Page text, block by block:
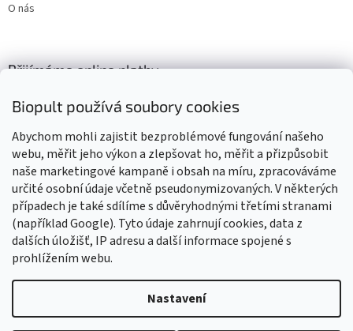
Biopult používá soubory cookies
Abychom mohli zajistit bezproblémové fungování našeho
webu, měřit jeho výkon a zlepšovat ho, měřit a přizpůsobit
naše marketingové kampaně i obsah na míru, zpracováváme
určité osobní údaje včetně pseudonymizovaných. V některých
případech je také sdílíme s důvěryhodnými třetími stranami
(například Google). Tyto údaje zahrnují cookies, data z
dalších úložišť, IP adresu a další informace spojené s
prohlížením webu.
Nastavení
Vážení zákazníci, z důvodu čerpání dovolené budou všechny
O nás
Přijímáme online platby
Výrobky označené BIO jsou certifikované kontrolní organizací CZ-
BIO-003